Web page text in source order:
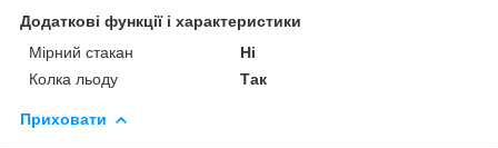
Додаткові функції і характеристики
Мірний стакан
Ні
Колка льоду
Так
Приховати